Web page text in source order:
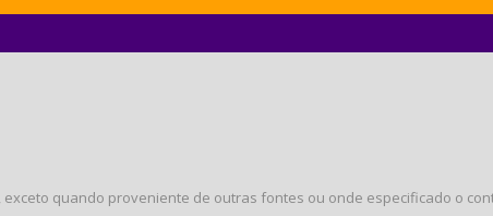
quando proveniente de outras fontes ou onde especificado o